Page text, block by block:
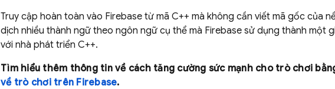
Truy cập hoàn toàn vào Firebase từ mã C++ mà không cần viết mã gốc của
dịch nhiều thành ngữ theo ngôn ngữ cụ thể mà Firebase sử dụng thành một
với nhà phát triển C++.
Tìm hiểu thêm thông tin về cách tăng cường sức mạnh cho trò chơi
về trò chơi trên Firebase.